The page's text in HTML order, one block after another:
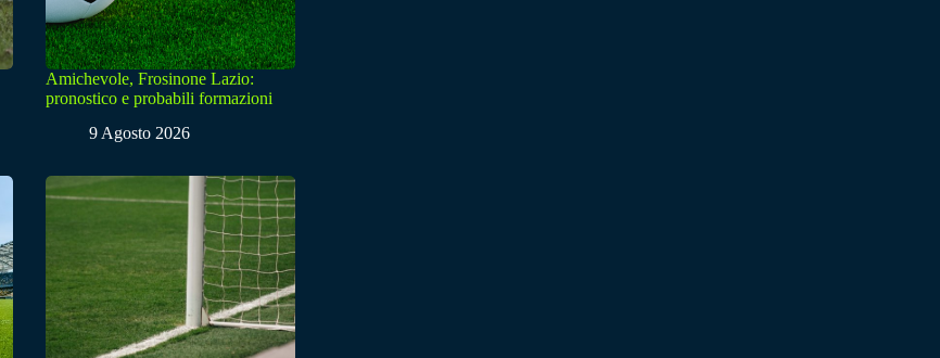
Amichevole, Frosinone Lazio:
pronostico e probabili formazioni
9 Agosto 2026